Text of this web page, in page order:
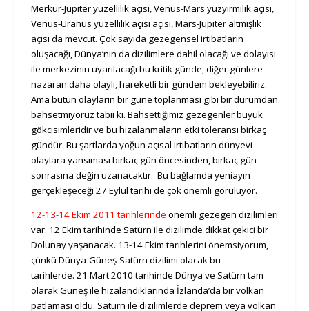
Merkür-Jüpiter yüzellilik açısı, Venüs-Mars yüzyirmilik açısı,
Venüs-Uranüs yüzellilik açısı açısı, Mars-Jüpiter altmışlık
açısı da mevcut. Çok sayıda gezegensel irtibatların
oluşacağı, Dünya’nın da dizilimlere dahil olacağı ve dolayısı
ile merkezinin uyarılacağı bu kritik günde, diğer günlere
nazaran daha olaylı, hareketli bir gündem bekleyebiliriz.
Ama bütün olayların bir güne toplanması gibi bir durumdan
bahsetmiyoruz tabii ki. Bahsettiğimiz gezegenler büyük
gökcisimleridir ve bu hizalanmaların etki toleransı birkaç
gündür. Bu şartlarda yoğun açısal irtibatların dünyevi
olaylara yansıması birkaç gün öncesinden, birkaç gün
sonrasına değin uzanacaktır. Bu bağlamda yeniayın
gerçekleşeceği 27 Eylül tarihi de çok önemli görülüyor.
12-13-14 Ekim 2011 tarihlerinde önemli gezegen dizilimleri
var. 12 Ekim tarihinde Satürn ile dizilimde dikkat çekici bir
Dolunay yaşanacak. 13-14 Ekim tarihlerini önemsiyorum,
çünkü Dünya-Güneş-Satürn dizilimi olacak bu
tarihlerde. 21 Mart 2010 tarihinde Dünya ve Satürn tam
olarak Güneş ile hizalandıklarında İzlanda’da bir volkan
patlaması oldu. Satürn ile dizilimlerde deprem veya volkan